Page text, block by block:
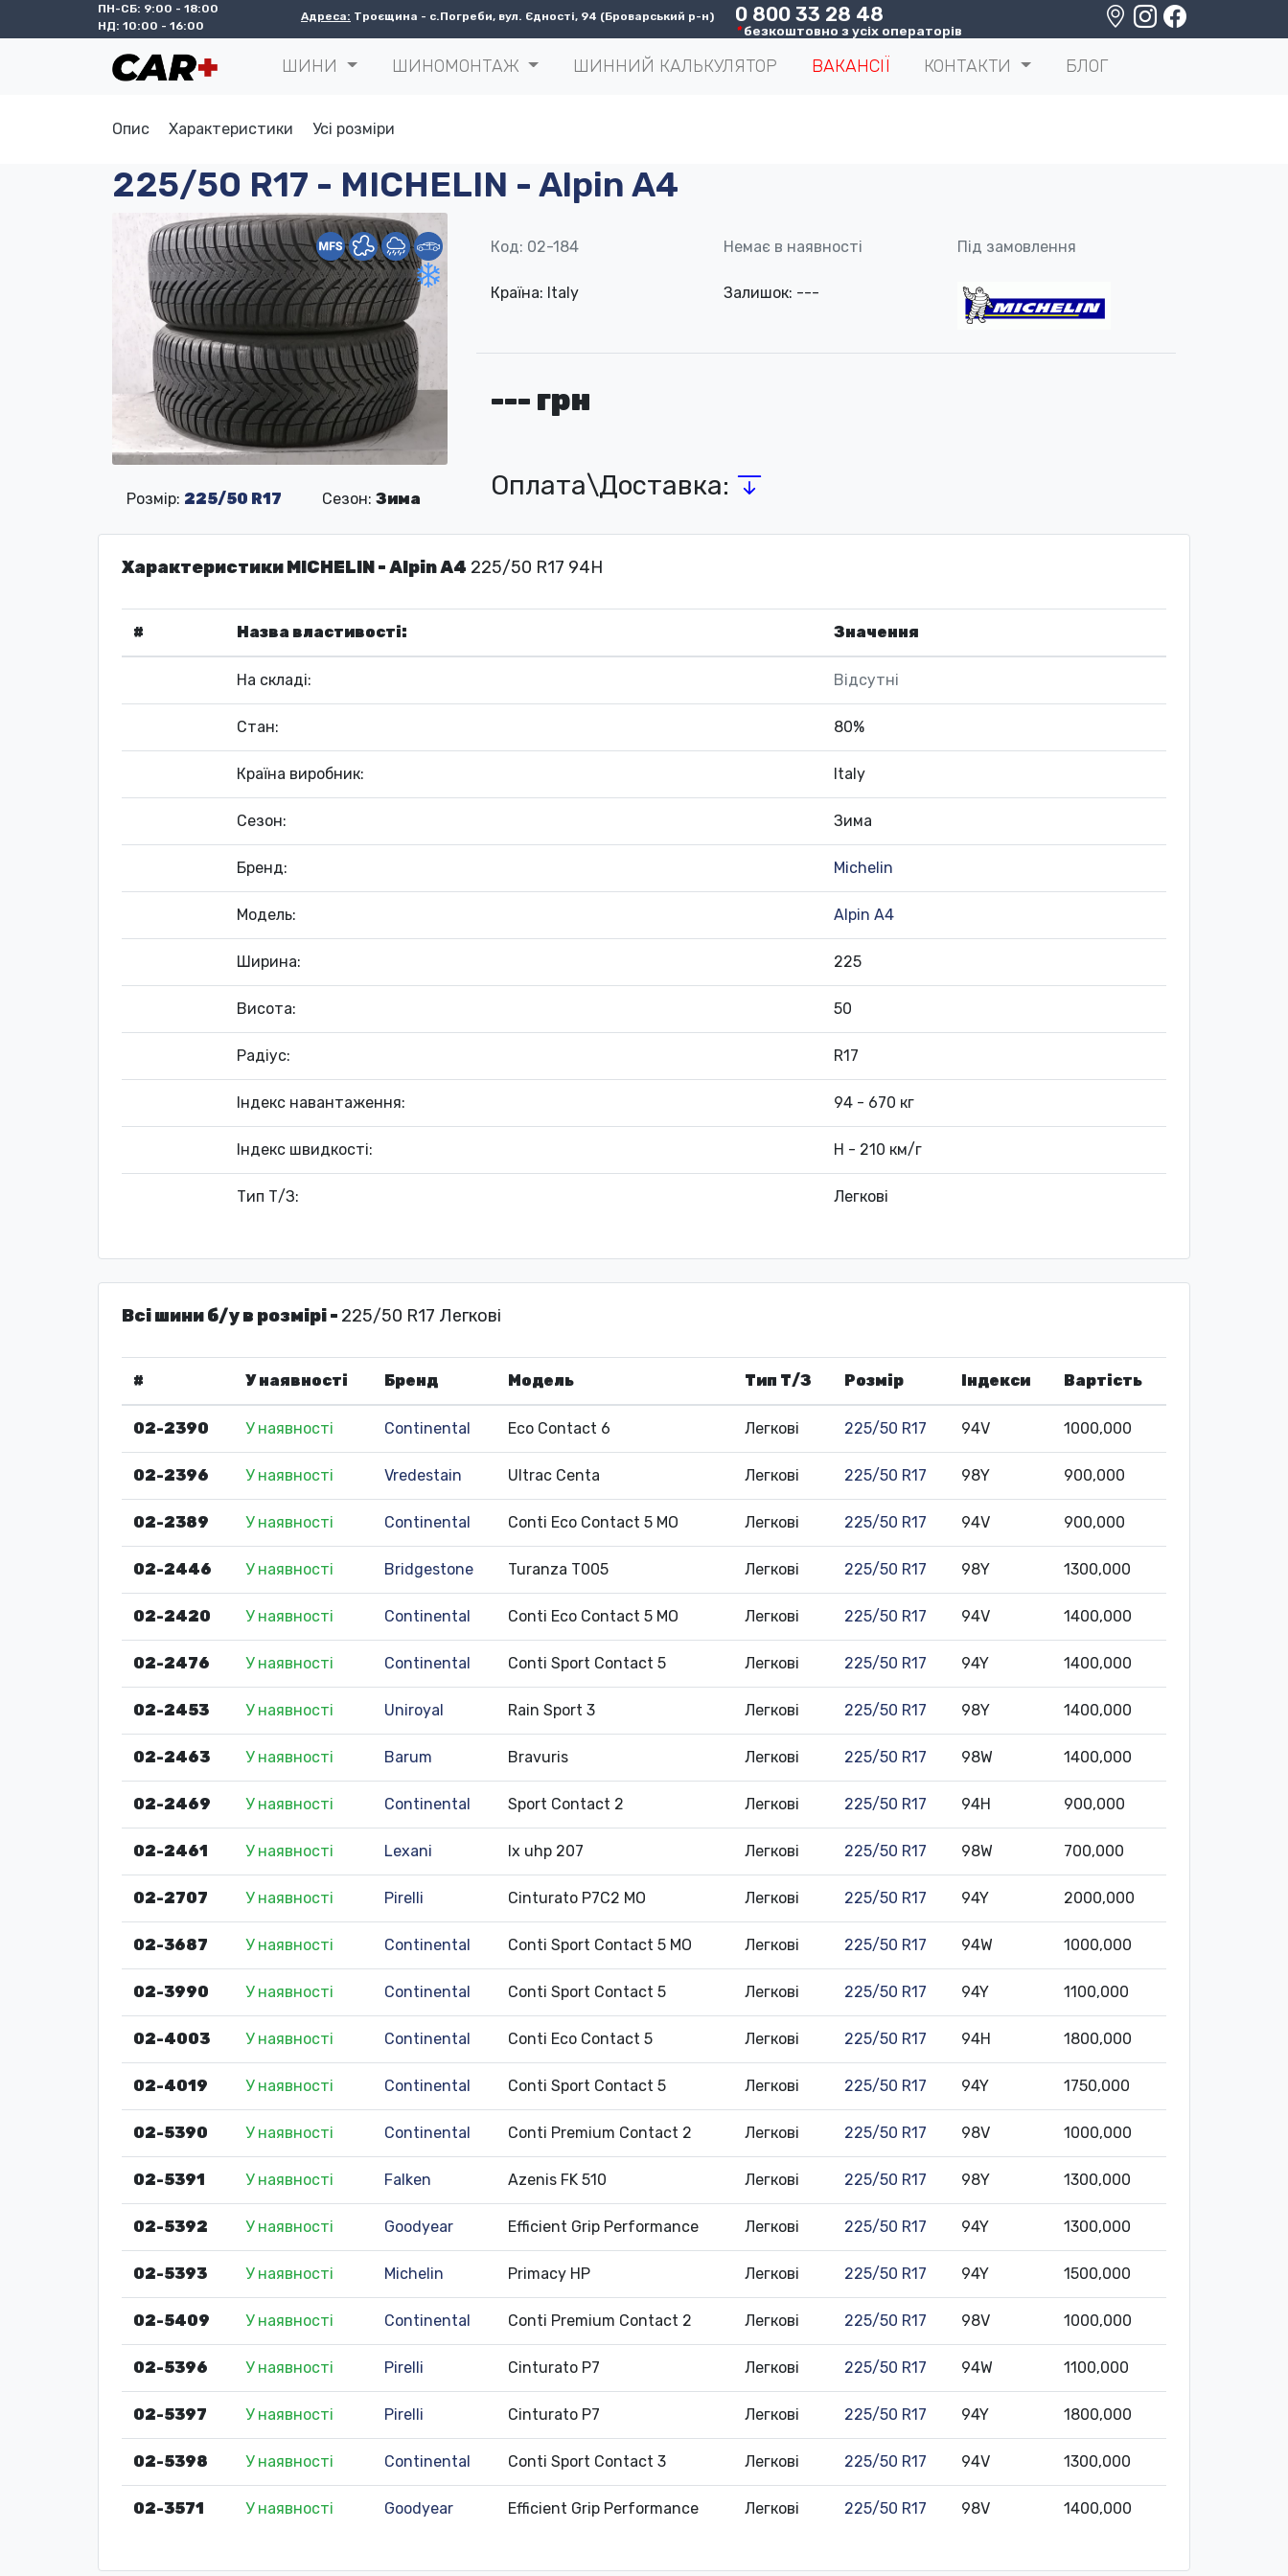
ПН-СБ: 9:00 - 18:00
НД: 10:00 - 16:00
Адреса: Троєщина - с.Погреби, вул. Єдності, 94 (Броварський р-н) 0 800 33 28 48
*безкоштовно з усіх операторів
ШИНИ ШИНОМОНТАЖ ШИННИЙ КАЛЬКУЛЯТОР ВАКАНСІЇ КОНТАКТИ БЛОГ
Опис Характеристики Усі розміри
225/50 R17 - MICHELIN - Alpin A4
Розмір: 225/50 R17 Сезон:Зима
Код: 02-184 Немає в наявності Під замовлення
Країна: Italy Залишок: ---
--- грн
Оплата\Доставка:
Характеристики MICHELIN - Alpin A4 225/50 R17 94H
# Назва властивості: Значення
На складі: Відсутні
Стан: 80%
Країна виробник: Italy
Сезон: Зима
Бренд: Michelin
Модель: Alpin A4
Ширина: 225
Висота: 50
Радіус: R17
Індекс навантаження: 94 - 670 кг
Індекс швидкості: H - 210 км/г
Тип Т/З: Легкові
Всі шини б/у в розмірі - 225/50 R17 Легкові
# У наявності Бренд Модель Тип Т/З Розмір Індекси Вартість
02-2390 У наявності Continental Eco Contact 6 Легкові 225/50 R17 94V 1000,000
02-2396 У наявності Vredestain Ultrac Centa Легкові 225/50 R17 98Y 900,000
02-2389 У наявності Continental Conti Eco Contact 5 MO Легкові 225/50 R17 94V 900,000
02-2446 У наявності Bridgestone Turanza T005 Легкові 225/50 R17 98Y 1300,000
02-2420 У наявності Continental Conti Eco Contact 5 MO Легкові 225/50 R17 94V 1400,000
02-2476 У наявності Continental Conti Sport Contact 5 Легкові 225/50 R17 94Y 1400,000
02-2453 У наявності Uniroyal Rain Sport 3 Легкові 225/50 R17 98Y 1400,000
02-2463 У наявності Barum Bravuris Легкові 225/50 R17 98W 1400,000
02-2469 У наявності Continental Sport Contact 2 Легкові 225/50 R17 94H 900,000
02-2461 У наявності Lexani lx uhp 207 Легкові 225/50 R17 98W 700,000
02-2707 У наявності Pirelli Cinturato P7C2 MO Легкові 225/50 R17 94Y 2000,000
02-3687 У наявності Continental Conti Sport Contact 5 MO Легкові 225/50 R17 94W 1000,000
02-3990 У наявності Continental Conti Sport Contact 5 Легкові 225/50 R17 94Y 1100,000
02-4003 У наявності Continental Conti Eco Contact 5 Легкові 225/50 R17 94H 1800,000
02-4019 У наявності Continental Conti Sport Contact 5 Легкові 225/50 R17 94Y 1750,000
02-5390 У наявності Continental Conti Premium Contact 2 Легкові 225/50 R17 98V 1000,000
02-5391 У наявності Falken Azenis FK 510 Легкові 225/50 R17 98Y 1300,000
02-5392 У наявності Goodyear Efficient Grip Performance Легкові 225/50 R17 94Y 1300,000
02-5393 У наявності Michelin Primacy HP Легкові 225/50 R17 94Y 1500,000
02-5409 У наявності Continental Conti Premium Contact 2 Легкові 225/50 R17 98V 1000,000
02-5396 У наявності Pirelli Cinturato P7 Легкові 225/50 R17 94W 1100,000
02-5397 У наявності Pirelli Cinturato P7 Легкові 225/50 R17 94Y 1800,000
02-5398 У наявності Continental Conti Sport Contact 3 Легкові 225/50 R17 94V 1300,000
02-3571 У наявності Goodyear Efficient Grip Performance Легкові 225/50 R17 98V 1400,000